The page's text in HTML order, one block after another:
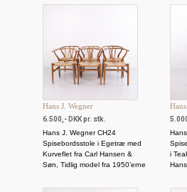
Hans J. Wegner
6.500,- DKK pr. stk.
Hans J. Wegner CH24
Spisebordsstole i Egetræ med
Kurveflet fra Carl Hansen &
Søn, Tidlig model fra 1950’erne
i